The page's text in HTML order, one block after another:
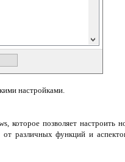
настройками.
которое позволяет настроить
различных функций и